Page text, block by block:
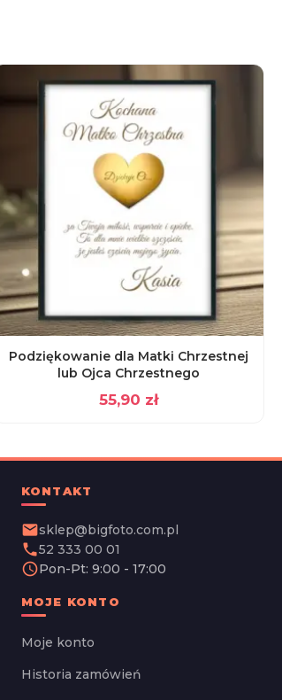
Podziękowanie dla Matki Chrzestnej
lub Ojca Chrzestnego
55,90 zł
KONTAKT
emailsklep@bigfoto.com.pl
phone52 333 00 01
schedulePon-Pt: 9:00 - 17:00
MOJE KONTO
Moje konto
Historia zamówień